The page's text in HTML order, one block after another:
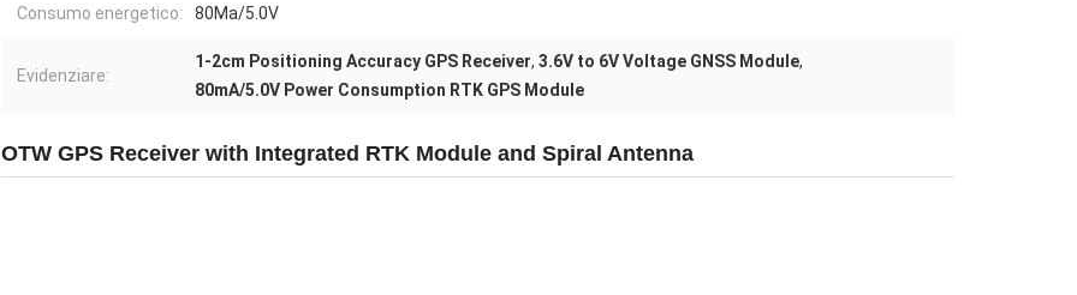
Consumo energetico: 80Ma/5.0V
Evidenziare:
1-2cm Positioning Accuracy GPS Receiver, 3.6V to 6V Voltage GNSS Module,
80mA/5.0V Power Consumption RTK GPS Module
OTW GPS Receiver with Integrated RTK Module and Spiral Antenna